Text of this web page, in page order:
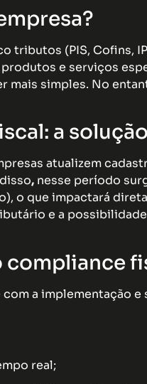
tributos (PIS, Cofins,
e serviços
simples. No
a
atualizem
, nesse período
o que impactará
e a
compliance
a implementação e
real;